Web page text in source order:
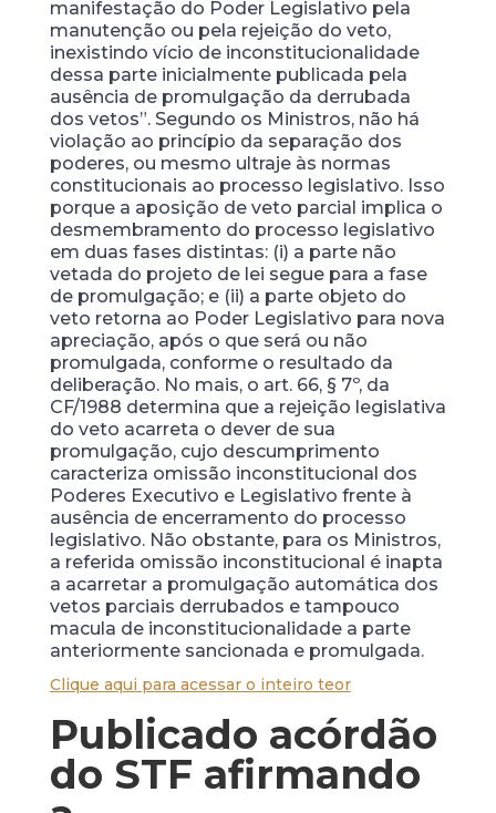
manifestação do Poder Legislativo pela
manutenção ou pela rejeição do veto,
inexistindo vício de inconstitucionalidade
dessa parte inicialmente publicada pela
ausência de promulgação da derrubada
dos vetos”. Segundo os Ministros, não há
violação ao princípio da separação dos
poderes, ou mesmo ultraje às normas
constitucionais ao processo legislativo. Isso
porque a aposição de veto parcial implica o
desmembramento do processo legislativo
em duas fases distintas: (i) a parte não
vetada do projeto de lei segue para a fase
de promulgação; e (ii) a parte objeto do
veto retorna ao Poder Legislativo para nova
apreciação, após o que será ou não
promulgada, conforme o resultado da
deliberação. No mais, o art. 66, § 7º, da
CF/1988 determina que a rejeição legislativa
do veto acarreta o dever de sua
promulgação, cujo descumprimento
caracteriza omissão inconstitucional dos
Poderes Executivo e Legislativo frente à
ausência de encerramento do processo
legislativo. Não obstante, para os Ministros,
a referida omissão inconstitucional é inapta
a acarretar a promulgação automática dos
vetos parciais derrubados e tampouco
macula de inconstitucionalidade a parte
anteriormente sancionada e promulgada.
Clique aqui para acessar o inteiro teor
Publicado acórdão
do STF afirmando